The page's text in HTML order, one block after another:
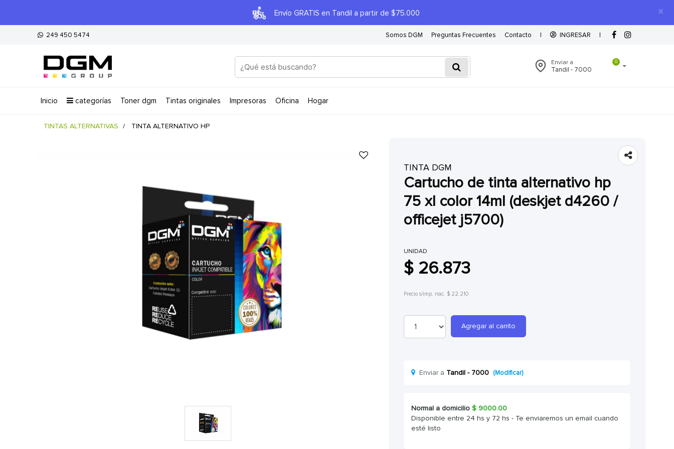
×
Envío GRATIS en Tandil a partir de $75.000
249 450 5474 Somos DGM Preguntas Frecuentes Contacto | INGRESAR |
0
Enviar a
Tandil - 7000
inicio categorías toner dgm tintas originales impresoras oficina hogar
TINTAS ALTERNATIVAS TINTA ALTERNATIVO HP
TINTA DGM
cartucho de tinta alternativo hp
75 xl color 14ml (deskjet d4260 /
officejet j5700)
UNIDAD
$ 26.873
Precio s/imp. nac. $ 22.210
Agregar al carrito
Enviar a Tandil - 7000 (Modificar)
Normal a domicilio $9000.00
Disponible entre 24 hs y 72 hs - Te enviaremos un email cuando
esté listo